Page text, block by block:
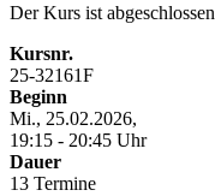
Der Kurs ist abgeschlossen
Kursnr.
25-32161F
Beginn
Mi., 25.02.2026,
19:15 - 20:45 Uhr
Dauer
13 Termine